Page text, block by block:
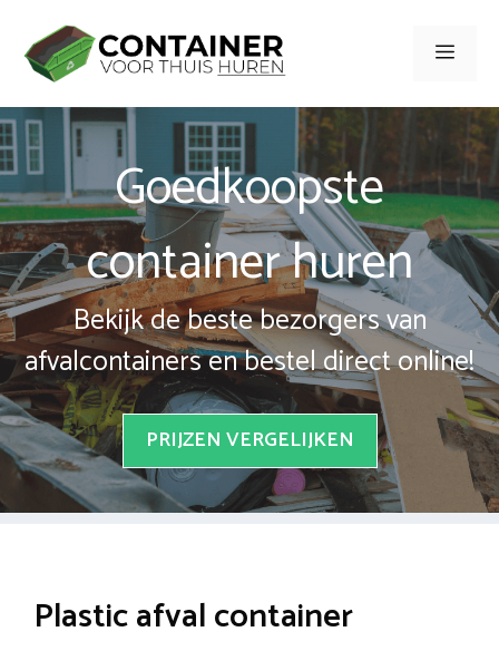
naar
inhoud
Menu
Goedkoopste
container huren
Bekijk de beste bezorgers van
afvalcontainers en bestel direct online!
PRIJZEN VERGELIJKEN
Plastic afval container